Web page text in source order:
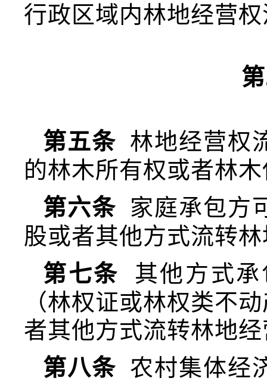
行政区域内林地经营
第五条 林地经营权
的林木所有权或者林
第六条
家庭承包方
股或者其他方式流转
第七条
其他方式
（林权证或林权类不
者其他方式流转林地
第八条 农村集体经